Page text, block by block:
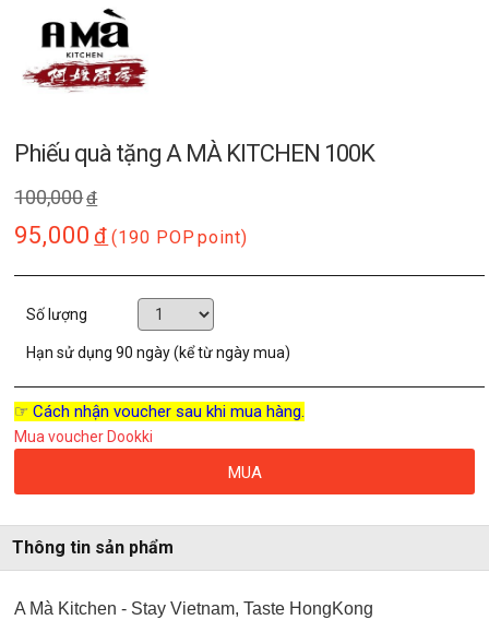
Phiếu quà tặng A MÀ KITCHEN 100K
100,000đ
95,000 đ (190 POP point)
Số lượng
Hạn sử dụng90 ngày (kể từ ngày mua)
☞ Cách nhận voucher sau khi mua hàng.
Mua voucher Dookki
MUA
Thông tin sản phẩm
A Mà Kitchen - Stay Vietnam, Taste HongKong